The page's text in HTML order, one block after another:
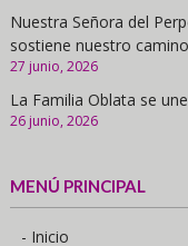
Nuestra Señora del
sostiene nuestro camino
27 junio, 2026
La Familia Oblata se
26 junio, 2026
MENÚ PRINCIPAL
- Inicio